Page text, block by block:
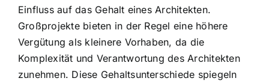
Einfluss auf das Gehalt eines Architekten.
Großprojekte bieten in der Regel eine höhere
Vergütung als kleinere Vorhaben, da die
Komplexität und Verantwortung des Architekten
zunehmen. Diese Gehaltsunterschiede spiegeln